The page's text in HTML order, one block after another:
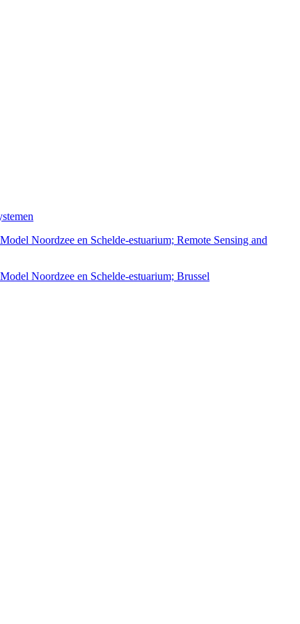
Noordzee en Schelde-estuarium; Remote Sensing and
Noordzee en Schelde-estuarium; Brussel